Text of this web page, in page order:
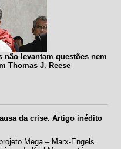
não levantam questões nem
Thomas J. Reese
da crise. Artigo inédito
Mega – Marx-Engels